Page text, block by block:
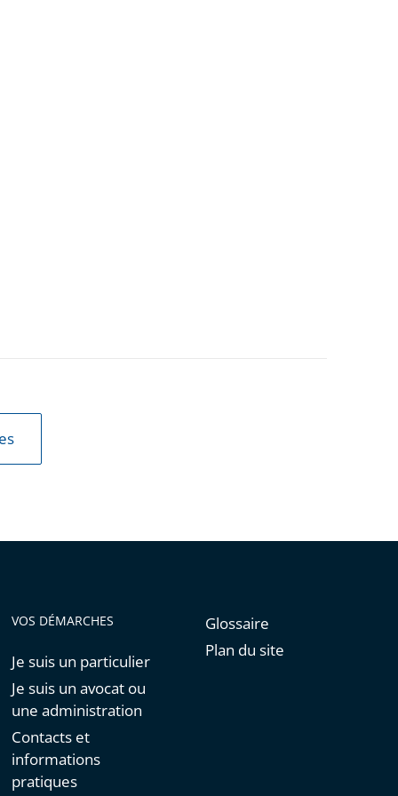
VOS DÉMARCHES
Je suis un particulier
Je suis un avocat ou
une administration
Contacts et
informations
pratiques
Glossaire
Plan du site